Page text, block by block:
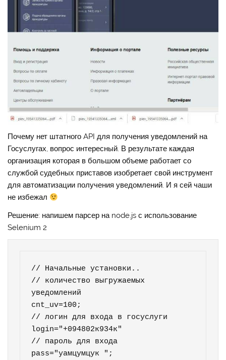
Почему нет штатного API для получения уведомлений на
Госуслугах, вопрос интересный. В результате каждая
организация которая в большом объеме работает со
службой судебных приставов изобретает свой инструмент
для автоматизации получения уведомлений. И я сей чаши
не избежал
Решение: напишем парсер на node.js с использование
Selenium 2
// Начальные установки..
// количество выгружаемых
уведомлений
cnt_uv=100;
// логин для входа в госуслуги
login="+094802к934к"
// пароль для входа
pass="уамцумцук ";